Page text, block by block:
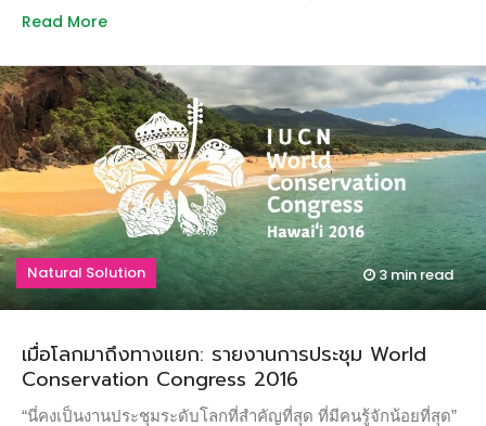
ตั้งแต่ปี 2554 […]
จะเป็นทางออกให้กับปัญหาต่างๆ มากมายที่กำลังรุมเร้ามนุษย์ทั้ง
ปัจเจก
Read More
Natural Solution 3 minread
เมื่อโลกมาถึงทางแยก: รายงานการประชุม World
Conservation Congress 2016
“นี่คงเป็นงานประชุมระดับโลกที่สำคัญที่สุด ที่มีคนรู้จักน้อยที่สุด”